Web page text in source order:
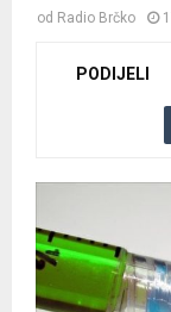
od Radio Brčko
PODIJELI